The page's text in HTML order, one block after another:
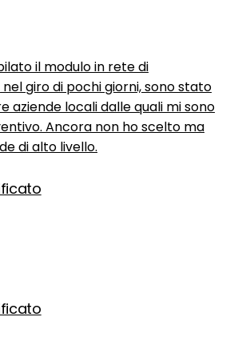
il modulo in rete di
giro di pochi giorni, sono stato
locali dalle quali mi sono
Ancora non ho scelto ma
di alto livello.